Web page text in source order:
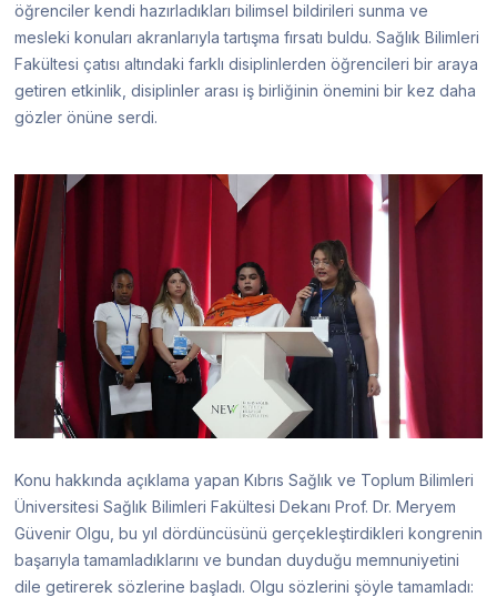
öğrenciler kendi hazırladıkları bilimsel bildirileri sunma ve
mesleki konuları akranlarıyla tartışma fırsatı buldu. Sağlık Bilimleri
Fakültesi çatısı altındaki farklı disiplinlerden öğrencileri bir araya
getiren etkinlik, disiplinler arası iş birliğinin önemini bir kez daha
gözler önüne serdi.
Konu hakkında açıklama yapan Kıbrıs Sağlık ve Toplum Bilimleri
Üniversitesi Sağlık Bilimleri Fakültesi Dekanı Prof. Dr. Meryem
Güvenir Olgu, bu yıl dördüncüsünü gerçekleştirdikleri kongrenin
başarıyla tamamladıklarını ve bundan duyduğu memnuniyetini
dile getirerek sözlerine başladı. Olgu sözlerini şöyle tamamladı: